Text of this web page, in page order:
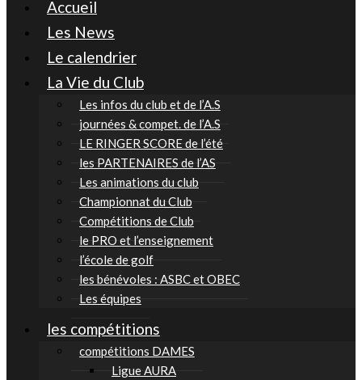
Accueil
Les News
Le calendrier
La Vie du Club
Les infos du club et de l’A.S
journées & compet. de l’A.S
LE RINGER SCORE de l’été
les PARTENAIRES de l’AS
Les animations du club
Championnat du Club
Compétitions de Club
le PRO et l’enseignement
l’école de golf
les bénévoles : ASBC et OBEC
Les équipes
les compétitions
compétitions DAMES
Ligue AURA